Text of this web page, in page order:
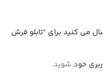
می کنید برای “تابلو فرش
خود شوید.